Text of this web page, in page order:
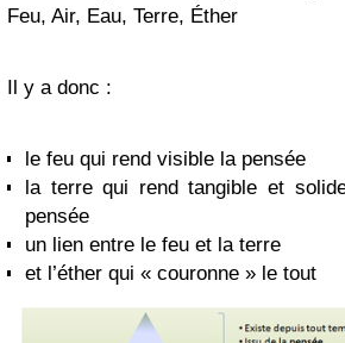
Feu, Air, Eau, Terre, Éther
Il y a donc :
le feu qui rend visible la pensée
la terre qui rend tangible et
pensée
un lien entre le feu et la terre
et l’éther qui « couronne » le tout